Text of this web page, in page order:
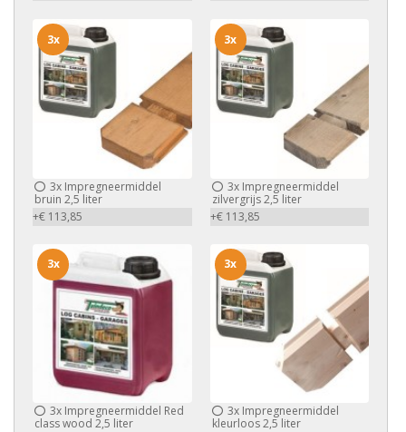
3x Impregneermiddel
bruin 2,5 liter
+€ 113,85
3x
3xImpregneermiddel
zilvergrijs 2,5 liter
+€ 113,85
3x
3x Impregneermiddel Red
class wood 2,5 liter
3x
3xImpregneermiddel
kleurloos 2,5 liter
3x